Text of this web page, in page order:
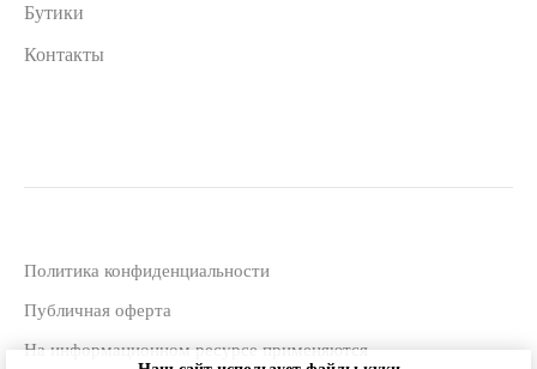
Бутики
Контакты
Политика конфиденциальности
Публичная оферта
На информационном ресурсе применяются